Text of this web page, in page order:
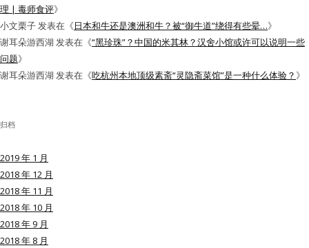
用户名或Email
理 | 毒师食评》
小文栗子发表在《日本和牛还是澳洲和牛？被“御牛道”绕得有些晕…》
谢耳朵游西湖 发表在《“黑珍珠”？中国的米其林？汉舍小馆或许可以说明一些
问题》
谢耳朵游西湖 发表在《吃杭州本地顶级素斋“灵隐斋菜馆”是一种什么体验？ 》
归档
2019 年 1 月
2018 年 12 月
2018 年 11 月
2018 年 10 月
2018 年 9 月
2018 年 8 月